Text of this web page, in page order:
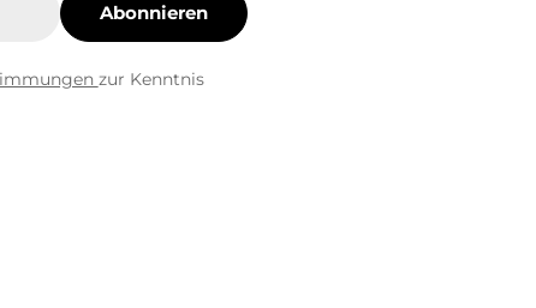
Abonnieren
zur Kenntnis